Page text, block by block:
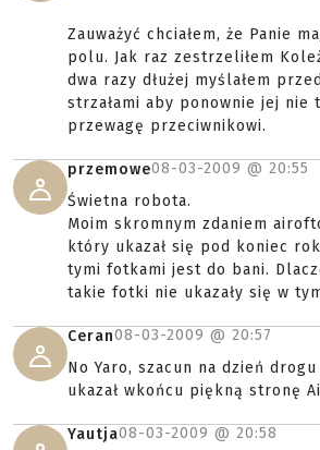
Zauważyć chciałem, że Panie
polu. Jak raz zestrzeliłem
dwa razy dłużej myślałem
strzałami aby ponownie jej nie
przewagę przeciwnikowi.
przemowe08-03-2009 @ 20:55
Świetna robota.
Moim skromnym zdaniem
który ukazał się pod koniec
tymi fotkami jest do bani.
takie fotki nie ukazały się w
Ceran08-03-2009 @ 20:57
No Yaro, szacun na dzień
ukazał wkońcu piękną stronę
Yautja08-03-2009 @ 20:58